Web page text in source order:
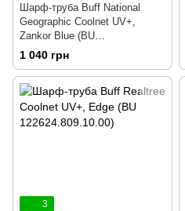
Шарф-труба Buff National
Geographic Coolnet UV+,
Zankor Blue (BU
125354.707.10.00)
1 040 грн
3